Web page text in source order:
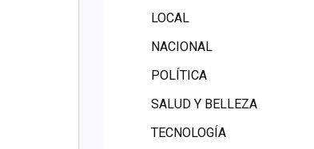
LOCAL
NACIONAL
POLÍTICA
SALUD Y BELLEZA
TECNOLOGÍA